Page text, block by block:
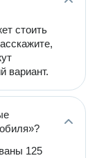
стоить
вариант.
125